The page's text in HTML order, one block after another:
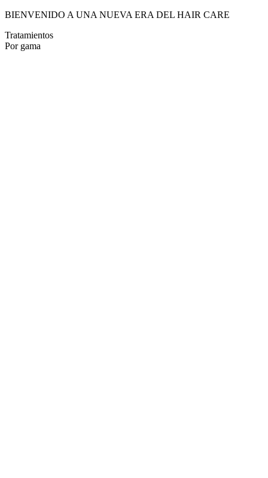
BIENVENIDO A UNA NUEVA ERA DEL HAIR CARE
Tratamientos
Por gama